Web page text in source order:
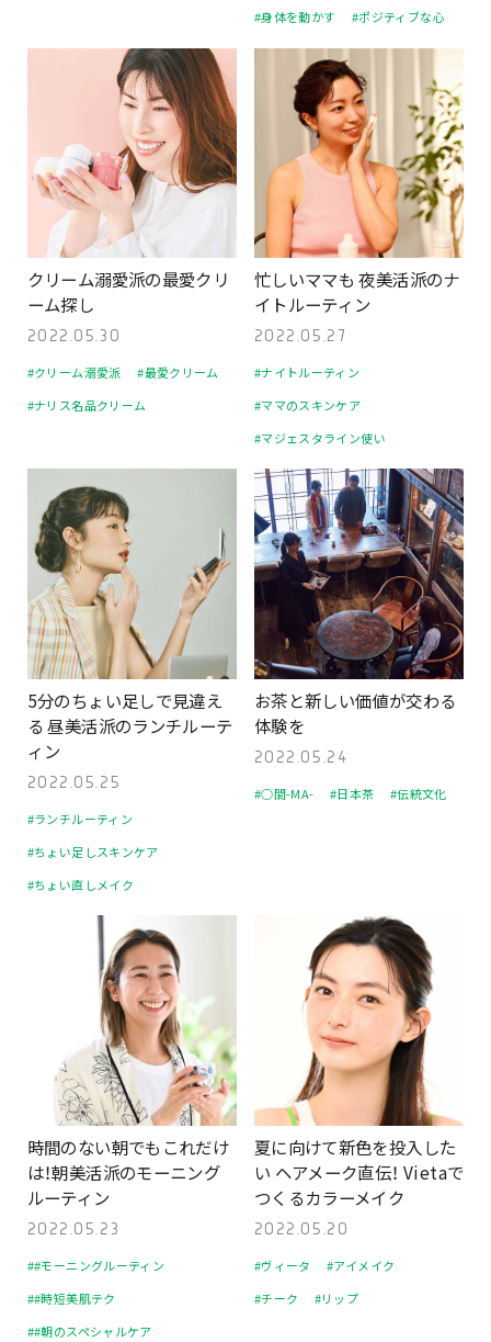
#身体を動かす
#ポジティブな心
クリーム溺愛派の最愛クリ
ーム探し
2022.05.30
#クリーム溺愛派
#最愛クリーム
#ナリス名品クリーム
忙しいママも 夜美活派のナ
イトルーティン
2022.05.27
#ナイトルーティン
#ママのスキンケア
#マジェスタライン使い
5分のちょい足しで見違え
る 昼美活派のランチルーテ
ィン
2022.05.25
#ランチルーティン
#ちょい足しスキンケア
#ちょい直しメイク
お茶と新しい価値が交わる
体験を
2022.05.24
#○間-MA- #日本茶 #伝統文化
時間のない朝でもこれだけ
は！朝美活派のモーニング
ルーティン
2022.05.23
##モーニングルーティン
##時短美肌テク
##朝のスペシャルケア
夏に向けて新色を投入した
い ヘアメーク直伝！ Vietaで
つくるカラーメイク
2022.05.20
#ヴィータ
#アイメイク
#チーク
#リップ